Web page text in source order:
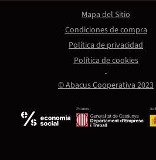
Promou:
© Abacus Cooperativa 2023
Mapa del Sitio
Condiciones de compra
Política de privacidad
Política de cookies